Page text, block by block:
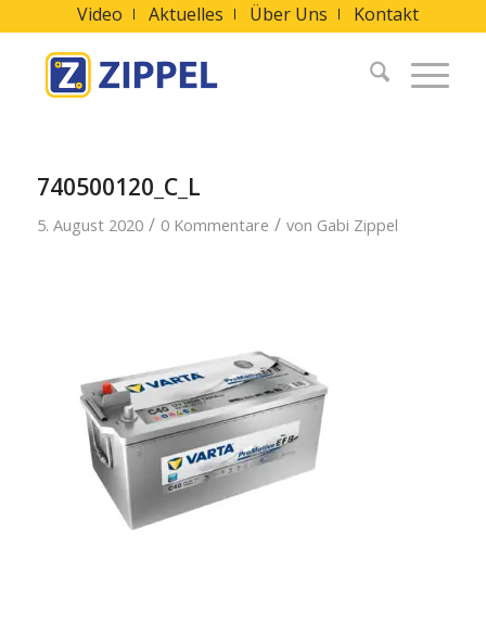
Video Aktuelles Über Uns Kontakt
740500120_C_L
5. August 2020 / 0 Kommentare / von Gabi Zippel